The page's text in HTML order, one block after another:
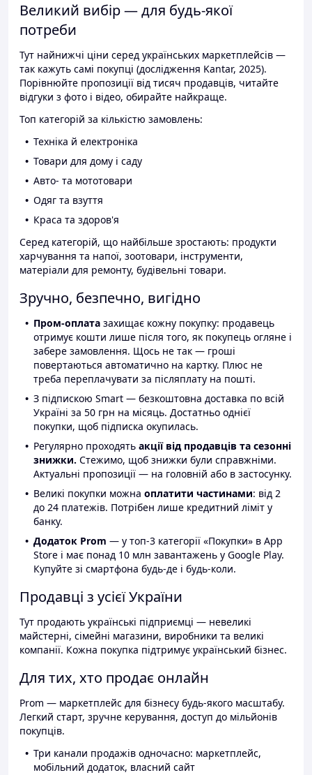
Великий вибір — для будь-якої
потреби
Тут найнижчі ціни серед українських маркетплейсів —
так кажуть самі покупці (дослідження Kantar, 2025).
Порівнюйте пропозиції від тисяч продавців, читайте
відгуки з фото і відео, обирайте найкраще.
Топ категорій за кількістю замовлень:
Техніка й електроніка
Товари для дому і саду
Авто- та мототовари
Одяг та взуття
Краса та здоров'я
Серед категорій, що найбільше зростають: продукти
харчування та напої, зоотовари, інструменти,
матеріали для ремонту, будівельні товари.
Зручно, безпечно, вигідно
Пром-оплата захищає кожну покупку: продавець
отримує кошти лише після того, як покупець огляне і
забере замовлення. Щось не так — гроші
повертаються автоматично на картку. Плюс не
треба переплачувати за післяплату на пошті.
З підпискою Smart — безкоштовна доставка по всій
Україні за 50 грн на місяць. Достатньо однієї
покупки, щоб підписка окупилась.
Регулярно проходять акції від продавців та сезонні
знижки. Стежимо, щоб знижки були справжніми.
Актуальні пропозиції — на головній або в застосунку.
Великі покупки можна оплатити частинами: від 2
до 24 платежів. Потрібен лише кредитний ліміт у
банку.
Додаток Prom — у топ-3 категорії «Покупки» в App
Store і має понад 10 млн завантажень у Google Play.
Купуйте зі смартфона будь-де і будь-коли.
Продавці з усієї України
Тут продають українські підприємці — невеликі
майстерні, сімейні магазини, виробники та великі
компанії. Кожна покупка підтримує український бізнес.
Для тих, хто продає онлайн
Prom — маркетплейс для бізнесу будь-якого масштабу.
Легкий старт, зручне керування, доступ до мільйонів
покупців.
Три канали продажів одночасно: маркетплейс,
мобільний додаток, власний сайт